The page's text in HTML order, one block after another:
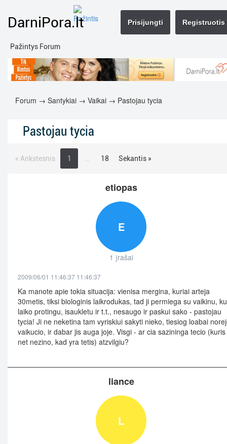
DarniPora.lt
Pažintys Forum
Registruotis
Prisijungti
Forum → Santykiai → Vaikai → Pastojau tycia
Pastojau tycia
« Ankstesnis 1 18 Sekantis »
etiopas
E
1 įrašai
2009/06/01 11:46:37 11:46:37
Ka manote apie tokia situacija: vienisa mergina, kuriai arteja
30metis, tiksi biologinis laikrodukas, tad ji permiega su vaikinu,
laiko protingu, isaukletu ir t.t., nesaugo ir paskui sako - pastojau
tycia! Ji ne neketina tam vyriskiui sakyti nieko, tiesiog loabai
vaikucio, ir dabar jis auga joje. Visgi - ar cia sazininga tecio (kuris
net nezino, kad yra tetis) atzvilgiu?
liance
L